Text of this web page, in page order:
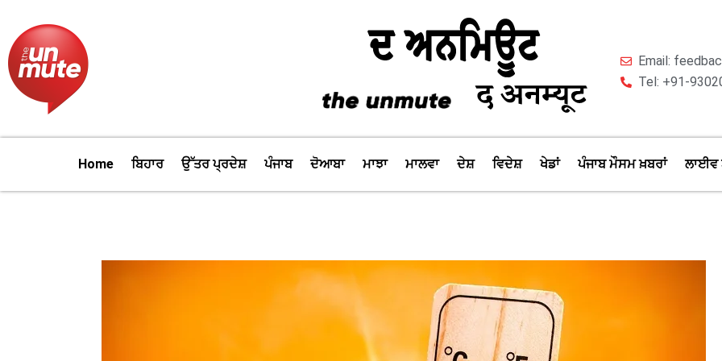
content
Email:
Tel: +91-
Home ਬਿਹਾਰ ਉੱਤਰ ਪ੍ਰਦੇਸ਼ ਪੰਜਾਬ ਦੋਆਬਾ ਮਾਝਾ ਮਾਲਵਾ ਦੇਸ਼ ਵਿਦੇਸ਼ ਖੇਡਾਂ ਪੰਜਾਬ ਮੌਸਮ ਖ਼ਬਰਾਂ ਲਾਈਵ